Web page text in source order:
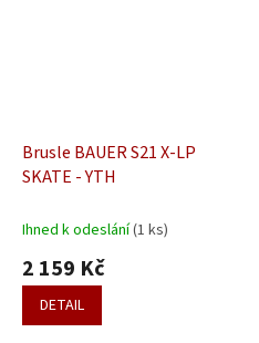
Brusle BAUER S21 X-LP
SKATE - YTH
Ihned k odeslání(1 ks)
2 159 Kč
DETAIL